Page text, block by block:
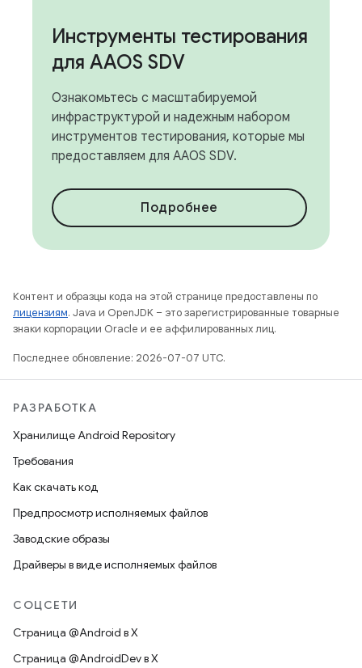
Инструменты тестирования
для AAOS SDV
Ознакомьтесь с масштабируемой
инфраструктурой и надежным набором
инструментов тестирования, которые мы
предоставляем для AAOS SDV.
Подробнее
Контент и образцы кода на этой странице предоставлены по
лицензиям. Java и OpenJDK – это зарегистрированные товарные
знаки корпорации Oracle и ее аффилированных лиц.
Последнее обновление: 2026-07-07 UTC.
РАЗРАБОТКА
Хранилище Android Repository
Требования
Как скачать код
Предпросмотр исполняемых файлов
Заводские образы
Драйверы в виде исполняемых файлов
СОЦСЕТИ
Страница @Android в X
Страница @AndroidDev в X